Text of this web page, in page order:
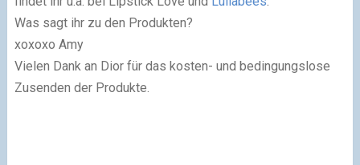
Was sagt ihr zu den Produkten?
xoxoxo Amy
Vielen Dank an Diorfür das kosten- und bedingungslose
Zusenden der Produkte.